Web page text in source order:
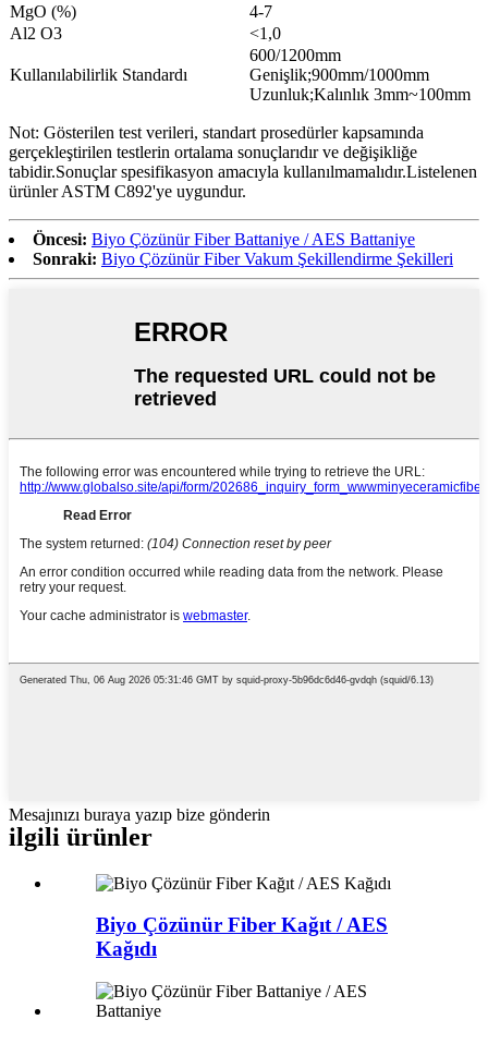
MgO (%)
4-7
Al2 O3
<1,0
Kullanılabilirlik Standardı
600/1200mm
Genişlik;900mm/1000mm
Uzunluk;Kalınlık 3mm~100mm
Not: Gösterilen test verileri, standart prosedürler kapsamında
gerçekleştirilen testlerin ortalama sonuçlarıdır ve değişikliğe
tabidir.Sonuçlar spesifikasyon amacıyla kullanılmamalıdır.Listelenen
ürünler ASTM C892'ye uygundur.
Öncesi: Biyo Çözünür Fiber Battaniye / AES Battaniye
Sonraki: Biyo Çözünür Fiber Vakum Şekillendirme Şekilleri
Mesajınızı buraya yazıp bize gönderin
ilgili ürünler
Biyo Çözünür Fiber Kağıt / AES
Kağıdı